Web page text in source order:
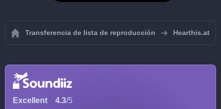
Transferencia de lista de reproducción Hearthis.at
Excellent 4.3/5